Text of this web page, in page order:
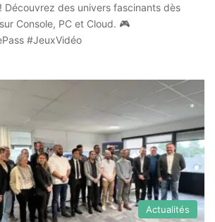
Découvrez des univers fascinants dès
Console, PC et Cloud. 🎮
#JeuxVidéo
Actualités